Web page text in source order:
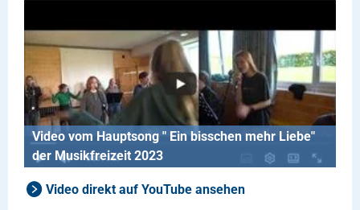
Video vom Hauptsong " Ein bisschen mehr Liebe"
der Musikfreizeit 2023
Video direkt auf YouTube ansehen